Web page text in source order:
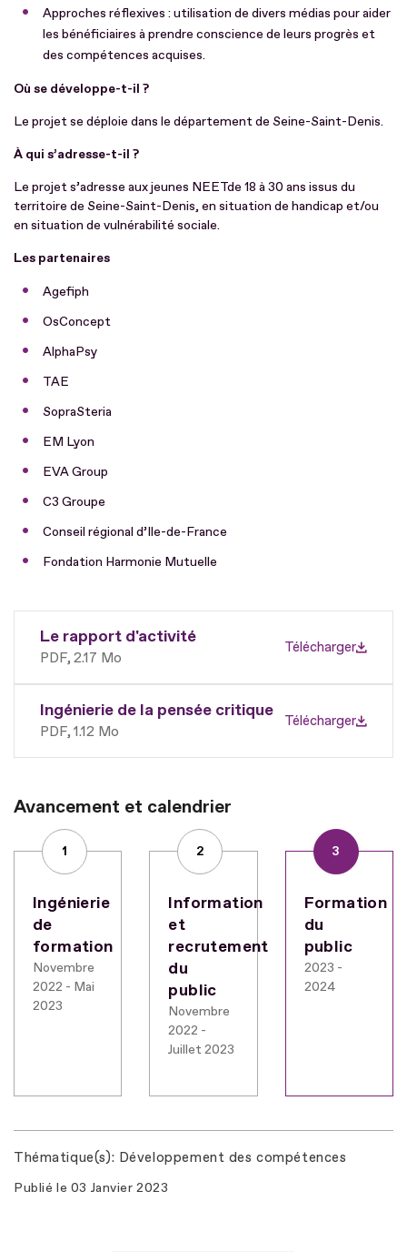
Approches réflexives : utilisation de divers médias pour aider
les bénéficiaires à prendre conscience de leurs progrès et
des compétences acquises.
Où se développe-t-il ?
Le projet se déploie dans le département de Seine-Saint-Denis.
À qui s’adresse-t-il ?
Le projet s’adresse aux jeunes NEETde 18 à 30 ans issus du
territoire de Seine-Saint-Denis, en situation de handicap et/ou
en situation de vulnérabilité sociale.
Les partenaires
Agefiph
OsConcept
AlphaPsy
TAE
SopraSteria
EM Lyon
EVA Group
C3 Groupe
Conseil régional d’Ile-de-France
Fondation Harmonie Mutuelle
Le rapport d'activité
PDF 2.17 Mo
Télécharger
Ingénierie de la pensée critique
PDF 1.12 Mo
Télécharger
Avancement et calendrier
1
Ingénierie
de
formation
Novembre
2022 - Mai
2023
2
Information
et
recrutement
du
public
Novembre
2022 -
Juillet 2023
3
Formation
du
public
2023 -
2024
Thématique(s) Développement des compétences
Publié le 03 Janvier 2023